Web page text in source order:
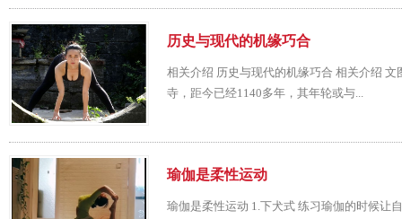
历史与现代的机缘巧合
相关介绍 历史与现代的机缘巧合 相关介绍
寺，距今已经1140多年，其年轮或与...
瑜伽是柔性运动
瑜伽是柔性运动 1.下犬式 练习瑜伽的时候让